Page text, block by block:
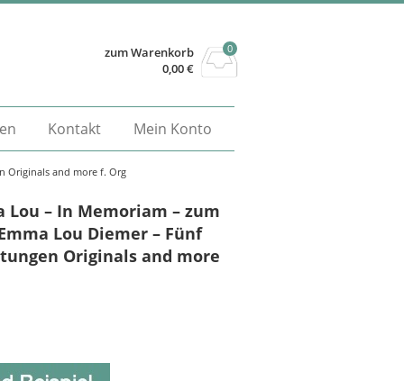
zum Warenkorb
0,00€
0
Kontakt Mein Konto
Originals and more f. Org
Lou – In Memoriam – zum
Lou Diemer – Fünf
Originals and more